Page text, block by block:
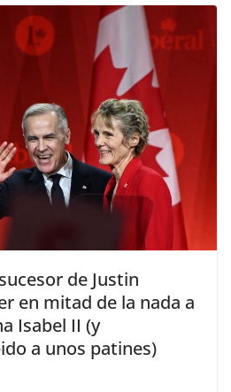
de Justin
en mitad de la nada a
Isabel II (y
a unos patines)